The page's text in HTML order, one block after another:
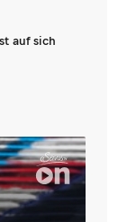
auf sich